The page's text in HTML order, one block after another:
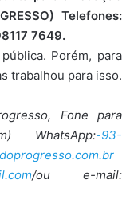
Telefones:
7649.
Porém, para
trabalhou para isso.
Fone para
WhatsApp:-93-
/ou e-mail: